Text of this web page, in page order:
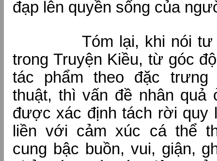
đạp lên quyền sống của
Tóm lại, khi nói tư
trong Truyện Kiều, từ góc
tác phẩm theo đặc trưng
thuật, thì vấn đề nhân quả
được xác định tách rời quy
liền với cảm xúc cá thể
cung bậc buồn, vui, giận,